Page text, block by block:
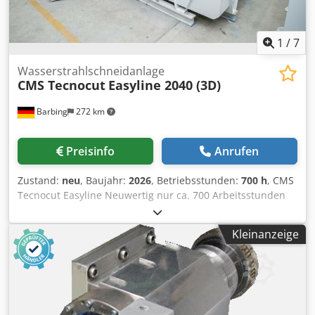
1 /7
Barbing 272 km
Wasserstrahlschneidanlage
CMS Tecnocut Easyline 2040 (3D)
Preisinfo Anrufen
Zustand: neu, Baujahr: 2026, Betriebsstunden: 700 h, CMS
Tecnocut Easyline Neuwertig nur ca. 700 Arbeitsstunden
Schneidbereich / Achsenverfahrung: X-Achse: 2.000 mm Y-
Achse: 4.000 mm Z-Achse: 150 mm C-Achse: 630° B-Achse:
+/- 60° Enthaltene Ausstattung: - 5-Achs Schneikopf inkl.
Winkelkorrektur - Sanddosierung und
Vakuumüberwachung - Höhenabtastung - CAD/CAM - Laser
- Zentralschmierung CMS Tecnocut GREENJET
Hocheffiziente elektrische Hochdruckpumpe. Technische
Kleinanzeige